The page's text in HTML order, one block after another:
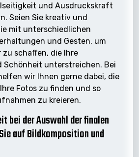
und Ausdruckskraft
Seien Sie kreativ und
mit unterschiedlichen
und Gesten, um
schaffen, die Ihre
Schönheit unterstreichen. Bei
wir Ihnen gerne dabei, die
Fotos zu finden und so
zu kreieren.
bei der Auswahl der finalen
auf Bildkomposition und